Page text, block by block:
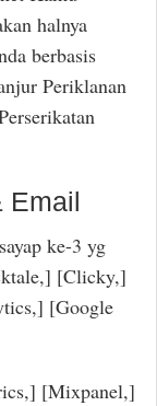
halnya
berbasis
Periklanan
Email
ke-3 yg
[Clicky,]
[Google
[Mixpanel,]